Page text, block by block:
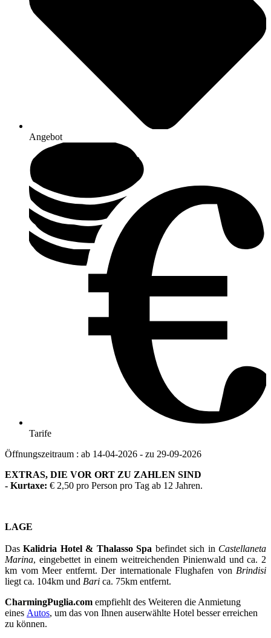
Angebot
Tarife
Öffnungszeitraum : ab 14-04-2026 - zu 29-09-2026
EXTRAS, DIE VOR ORT ZU ZAHLEN SIND
- Kurtaxe: € 2,50 pro Person pro Tag ab 12 Jahren.
LAGE
DasKalidria Hotel & Thalasso Spa befindet sich in Castellaneta
Marina, eingebettet in einem weitreichenden Pinienwald und ca. 2
km vom Meer entfernt. Der internationale Flughafen von Brindisi
liegt ca. 104km und Bari ca. 75km entfernt.
CharmingPuglia.com empfiehlt des Weiteren die Anmietung
eines Autos, um das von Ihnen auserwählte Hotel besser erreichen
zu können.